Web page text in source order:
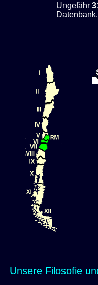
Ungefähr
Datenbank.
Unsere Filosofie